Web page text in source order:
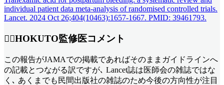
individual patient data meta-analysis of randomised controlled trials.
Lancet. 2024 Oct 26;404(10463):1657-1667. PMID: 39461793.
👨‍⚕️HOKUTO監修医コメント
この報告がJAMAでの掲載であればそのままガイドラインへ
の記載とつながる訳ですが､ Lancet誌は医師会の雑誌ではな
く､ あくまでも民間出版社の雑誌のため今後の方向性が注目